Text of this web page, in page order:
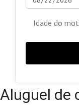
Idade do
Aluguel de